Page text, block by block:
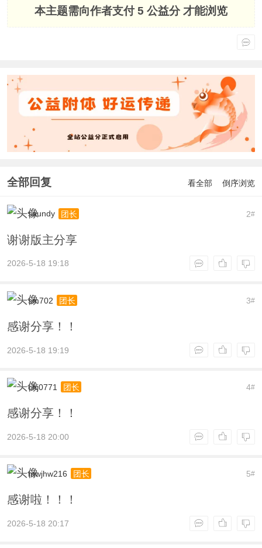
本主题需向作者支付5 公益分才能浏览
全部回复 看全部 倒序浏览
2#
saundy 团长
谢谢版主分享
2026-5-18 19:18
3#
sm702 团长
感谢分享！！
2026-5-18 19:19
4#
chj0771 团长
感谢分享！！
2026-5-18 20:00
5#
mwjhw216 团长
感谢啦！！！
2026-5-18 20:17